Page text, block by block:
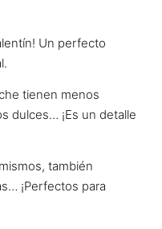
Un perfecto
tienen menos
dulces… ¡Es un detalle
también
¡Perfectos para